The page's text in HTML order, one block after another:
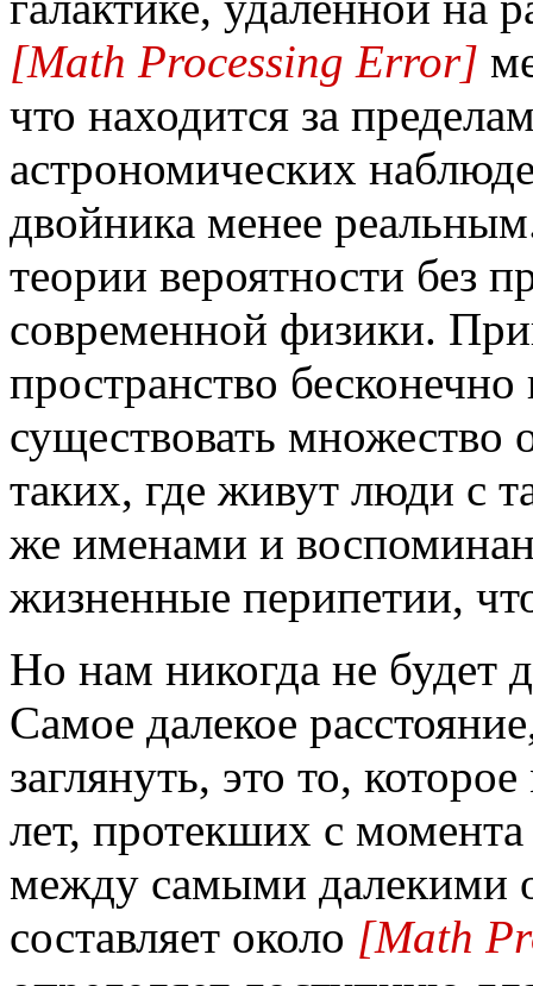
[Math Processing Error]
что находится за
астрономических
двойника менее
теории вероятности без
современной физики.
пространство
существовать множество
таких, где живут люди с
же именами и
жизненные перипетии,
Но нам никогда не будет
Самое далекое
заглянуть, это то,
лет, протекших с
между самыми далекими
составляет около [Math